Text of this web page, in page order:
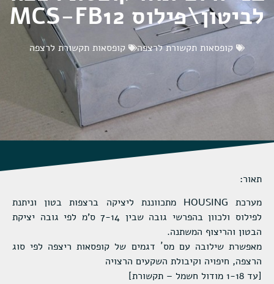
לביטון\פילוס MCS-FB12
קופסאות תקשורת לרצפה קופסאות תקשורת לרצפה
תאור:
מערכת HOUSING מתכווננת ליציקה ברצפות בטון וניתנת
לפילוס ולכוון בהפרשי גובה שבין 7-14 ס'מ לפי גובה יציקת
הבטון והריצוף המשתנה.
מאפשרת שילובה עם מס´ דגמים של קופסאות ריצפה לפי סוג
הרצפה, חיפויה וקיבולת השקעים הרצויה
[עד 1-18 מודול חשמל – תקשורת]